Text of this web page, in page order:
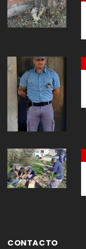
CONTACTO